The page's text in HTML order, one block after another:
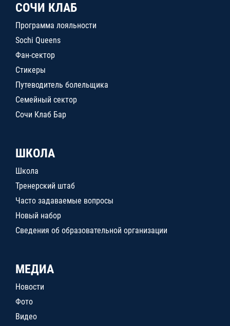
СОЧИ КЛАБ
Программа лояльности
Sochi Queens
Фан-сектор
Стикеры
Путеводитель болельщика
Семейный сектор
Сочи Клаб Бар
ШКОЛА
Школа
Тренерский штаб
Часто задаваемые вопросы
Новый набор
Сведения об образовательной организации
МЕДИА
Новости
Фото
Видео